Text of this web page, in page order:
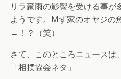
リラ豪雨の影響を受ける事が
ようです。Mず家のオヤジの
←！？（笑）
さて、このところニュースは
「相撲協会ネタ」